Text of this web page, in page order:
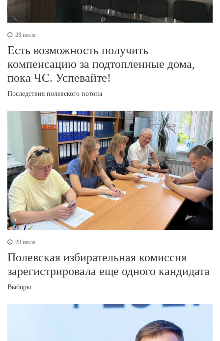
28 июля
Есть возможность получить
компенсацию за подтопленные дома,
пока ЧС. Успевайте!
Последствия полевского потопа
28 июля
Полевская избирательная комиссия
зарегистрировала еще одного кандидата
Выборы